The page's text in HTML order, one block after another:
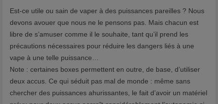
Est-ce utile ou sain de vaper à des puissances pareilles ? Nous
devons avouer que nous ne le pensons pas. Mais chacun est
libre de s’amuser comme il le souhaite, tant qu’il prend les
précautions nécessaires pour réduire les dangers liés à une
vape à une telle puissance…
Note : certaines boxes permettent en outre, de base, d’utiliser
deux accus. Ce qui séduit pas mal de monde : même sans
chercher des puissances ahurissantes, le fait d’avoir un matériel